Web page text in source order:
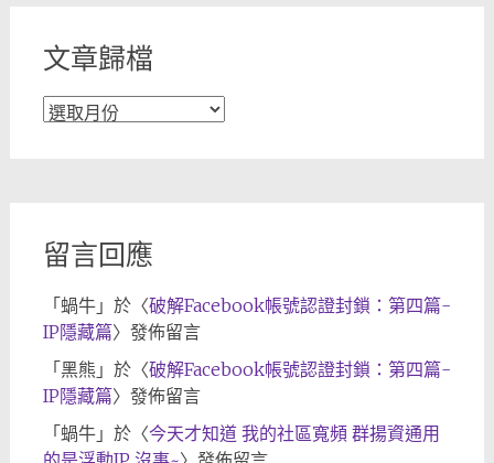
文章歸檔
文
留言回應
「 蝸牛」於〈破解Facebook帳號認證封鎖：第四篇-
IP隱藏篇〉發佈留言
「 黑熊 」於〈破解Facebook帳號認證封鎖：第四篇-
IP隱藏篇〉發佈留言
「 蝸牛」於〈今天才知道 我的社區寬頻 群揚資通用